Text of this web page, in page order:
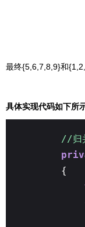
{2}，{1}
{4}，{3} -->
最终{5,6,7,8,9}和
具体实现代码如下所
//归
{